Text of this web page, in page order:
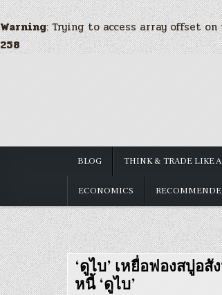
Warning: Trying to access array offset
258
BLOG THINK & TRADE LIKE
ECONOMICS
‘ดูไบ’ เหยื่อฟองสบู่อ
หนี้ ‘ดูไบ’